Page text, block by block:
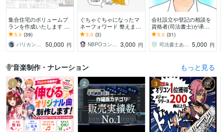
集合住宅のボリュームプ
ランを作成いたします ～
その土地に最適なプラン
をお届け～
5.0 (39)
バリカン（ナカガワ）
50,000 円
ぐちゃぐちゃになったマ
ネーフォワード 整えます
マネーフォワードが使い
こなせない！を終わらせ
ましょう。
5.0 (3)
NBPOコンサルティング 3,000 円
会社設立や登記の相談を
資格者(司法書士)が承り
ます ひとつの案件につ
き、回数無制限で問合せ
が可能です
5.0 (31)
司法書士あきやま事務所 5,000 円
音楽制作・ナレーション もっと見る
1 2 3